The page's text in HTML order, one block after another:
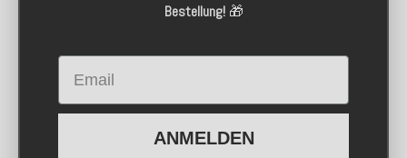
Bestellung!🎁
Email
ANMELDEN